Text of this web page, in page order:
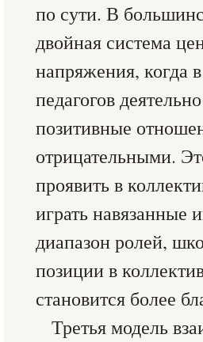
по сути. В
двойная система
напряжения, когда
педагогов
позитивные
отрицательными.
проявить в
играть навязанные
диапазон ролей,
позиции в
становится более
Третья модель